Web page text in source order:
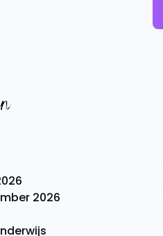
2026